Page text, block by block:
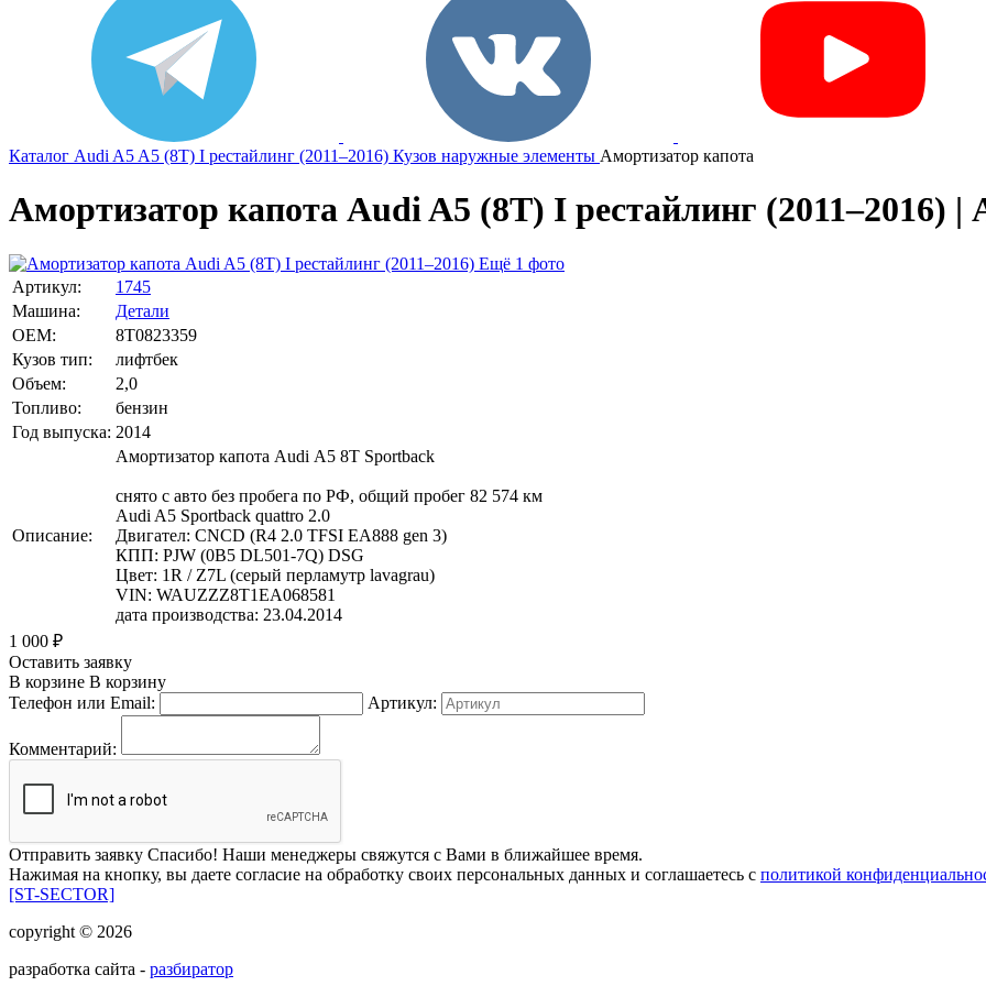
Каталог Audi A5 A5 (8T) I рестайлинг (2011–2016) Кузов наружные элементы Амортизатор капота
Амортизатор капота Audi A5 (8T) I рестайлинг (2011–2016) |
Ещё 1 фото
Артикул:
1745
Машина:
Детали
OEM:
8T0823359
Кузов тип:
лифтбек
Объем:
2,0
Топливо:
бензин
Год выпуска: 2014
Описание:
Амортизатор капота Аudi А5 8Т Sрortbаck
снято с авто без пробега по РФ, общий пробег 82 574 км
Audi A5 Sportback quattro 2.0
Двигател: CNCD (R4 2.0 TFSI EA888 gen 3)
КПП: PJW (0B5 DL501-7Q) DSG
Цвет: 1R / Z7L (серый перламутр lavagrau)
VIN: WAUZZZ8T1EA068581
дата производства: 23.04.2014
1 000 ₽
Оставить заявку
В корзине В корзину
Телефон или Email:
Артикул:
Комментарий:
Отправить заявку Спасибо! Наши менеджеры свяжутся с Вами в ближайшее время.
Нажимая на кнопку, вы даете согласие на обработку своих персональных данных и соглашаетесь с политикой
[ST-SECTOR]
copyright © 2026
разработка сайта - разбиратор